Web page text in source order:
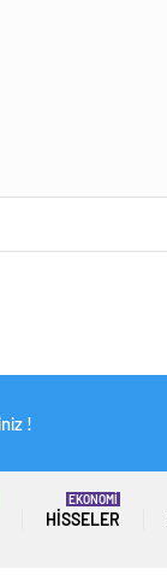
!
HISSELER
EKONOMİ